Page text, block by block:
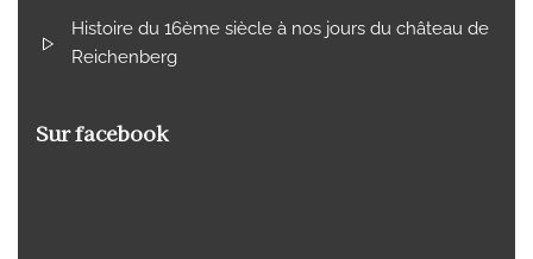
Histoire du 16ème siècle à nos jours du château de
Reichenberg
Sur facebook